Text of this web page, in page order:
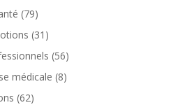
(79)
(31)
(56)
médicale (8)
(62)